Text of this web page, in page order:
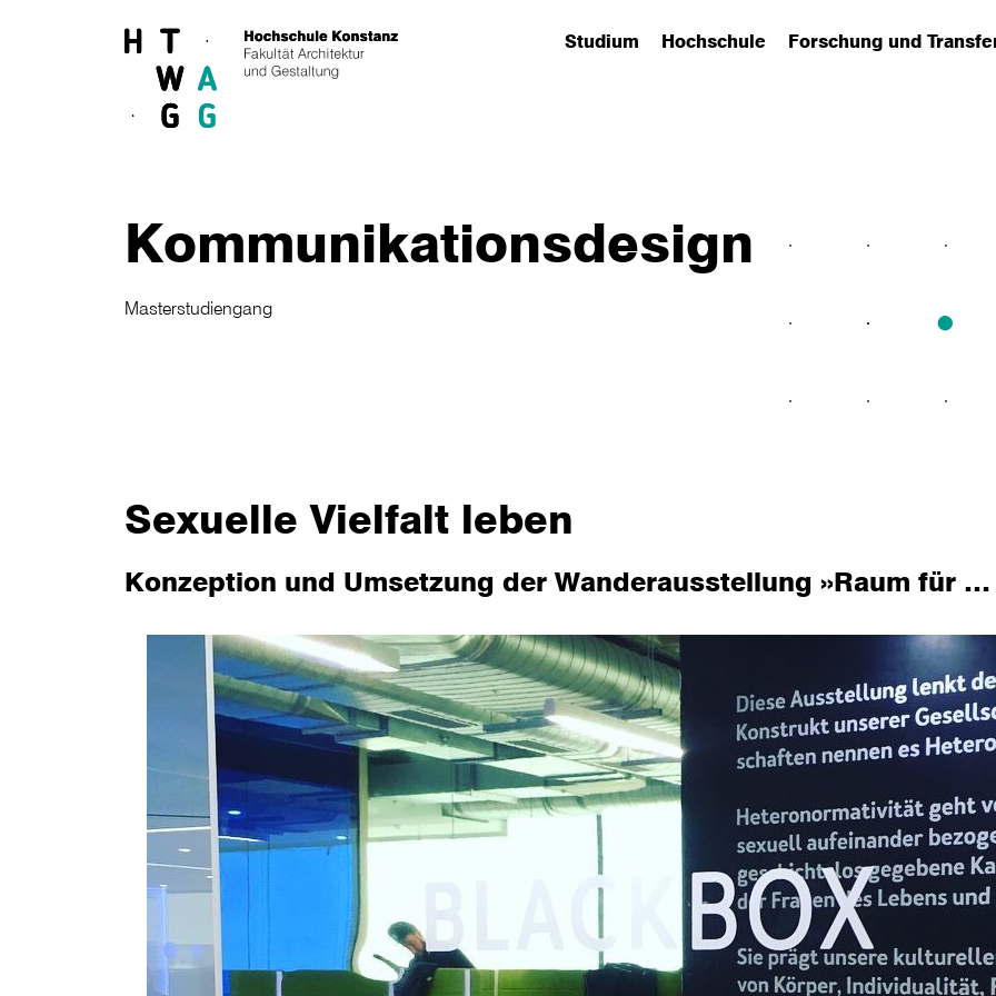
Studium
(has submenu)Hochschule
(has submenu)Forschung und
(has submenu)
Kommunikationsdesign
Masterstudiengang
Sexuelle Vielfalt leben
Konzeption und Umsetzung der Wanderausstellung »Raum für …